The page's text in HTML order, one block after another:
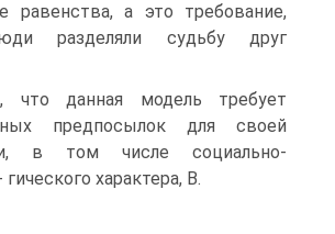
равенства, а это требование,
разделяли судьбу друг
что данная модель требует
предпосылок для своей
в том числе социально-
характера, В.